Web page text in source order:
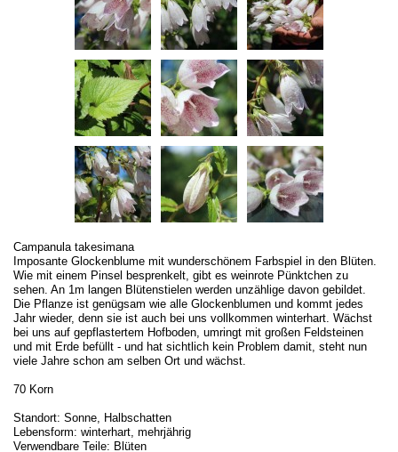
Campanula takesimana
Imposante Glockenblume mit wunderschönem Farbspiel in den Blüten.
Wie mit einem Pinsel besprenkelt, gibt es weinrote Pünktchen zu
sehen. An 1m langen Blütenstielen werden unzählige davon gebildet.
Die Pflanze ist genügsam wie alle Glockenblumen und kommt jedes
Jahr wieder, denn sie ist auch bei uns vollkommen winterhart. Wächst
bei uns auf gepflastertem Hofboden, umringt mit großen Feldsteinen
und mit Erde befüllt - und hat sichtlich kein Problem damit, steht nun
viele Jahre schon am selben Ort und wächst.
70 Korn
Standort: Sonne, Halbschatten
Lebensform: winterhart, mehrjährig
Verwendbare Teile: Blüten